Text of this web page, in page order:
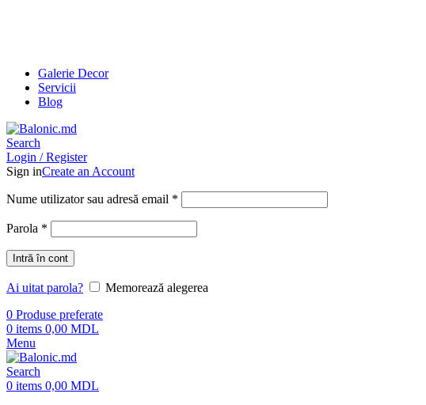
Galerie Decor
Servicii
Blog
Search
Login / Register
Sign inCreate an Account
Nume utilizator sau adresă email *
Parola *
Intră în cont
Ai uitat parola?
Memorează alegerea
0 Produse preferate
0 items 0,00 MDL
Menu
Search
0 items 0,00 MDL